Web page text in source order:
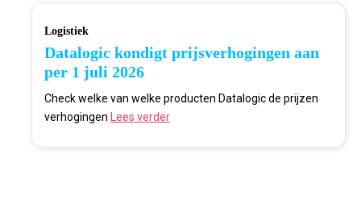
Logistiek
Datalogic kondigt prijsverhogingen aan
per 1 juli 2026
Check welke van welke producten Datalogic de prijzen
verhogingen
Lees verder